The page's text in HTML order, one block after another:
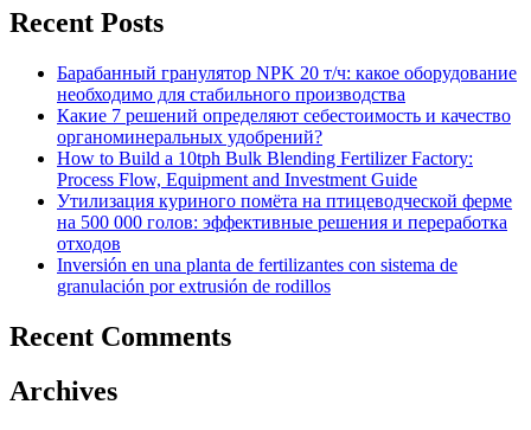
Recent Posts
Барабанный гранулятор NPK 20 т/ч: какое оборудование
необходимо для стабильного производства
Какие 7 решений определяют себестоимость и качество
органоминеральных удобрений?
How to Build a 10tph Bulk Blending Fertilizer Factory:
Process Flow, Equipment and Investment Guide
Утилизация куриного помёта на птицеводческой ферме
на 500 000 голов: эффективные решения и переработка
отходов
Inversión en una planta de fertilizantes con sistema de
granulación por extrusión de rodillos
Recent Comments
Archives